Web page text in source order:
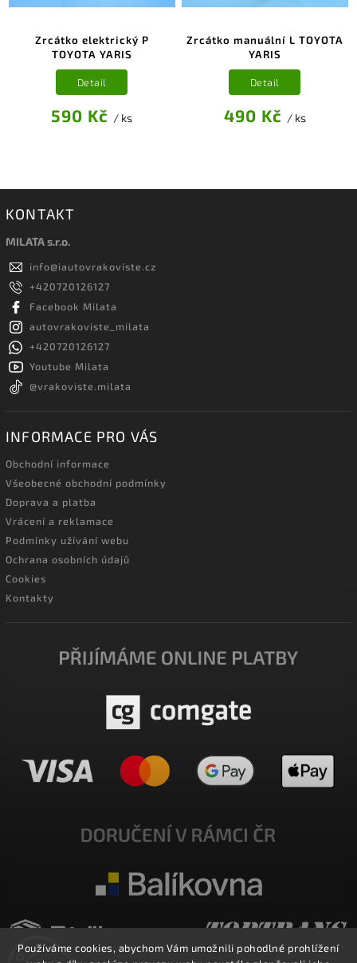
Používáme cookies, abychom Vám umožnili pohodlné prohlížení
Zrcátko elektrický P
TOYOTA YARIS
590 Kč / ks
Detail
Zrcátko manuální L TOYOTA
YARIS
490 Kč / ks
Detail
KONTAKT
MILATA s.r.o.
info@iautovrakoviste.cz
+420720126127
Facebook Milata
autovrakoviste_milata
+420720126127
Youtube Milata
@vrakoviste.milata
INFORMACE PRO VÁS
Obchodní informace
Všeobecné obchodní podmínky
Doprava a platba
Vrácení a reklamace
Podmínky užívání webu
Ochrana osobních údajů
Cookies
Kontakty